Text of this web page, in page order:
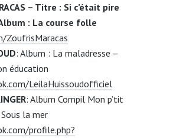
– Titre : Si c’était pire
: La course folle
ZoufrisMaracas
: Album : La maladresse –
éducation
LeilaHuissoudofficiel
: Album Compil Mon p’tit
la mer
profile.php?